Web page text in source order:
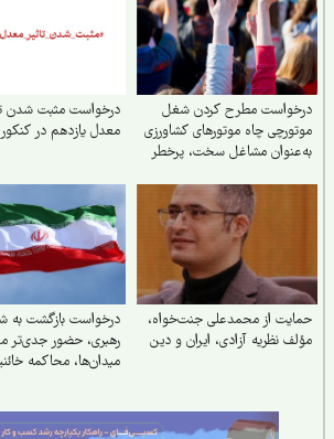
مطرح کردن شغل
چاه موتورهای کشاورزی
مشاغل سخت، پرخطر
درخواست مثبت شدن تأثیر
معدل یازدهم در کنکور ۱۴۰۶
از محمدعلی جنت‌خواه،
نظریه آزادی، ایران و دین
درخواست بازگشت به شروط
رهبری، حضور جدی‌تر مردم در
میدان‌ها، محاکمه خائنین به